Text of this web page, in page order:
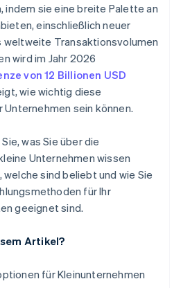
die mit Ihrem
indem sie eine breite Palette an
einschließlich neuer
weltweite Transaktionsvolumen
wird im Jahr 2026
von 12 Billionen USD
wie wichtig diese
sein können.
was Sie über die
Unternehmen wissen
sind beliebt und wie Sie
für Ihr
geeignet sind.
Artikel?
für Kleinunternehmen